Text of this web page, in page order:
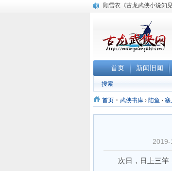
顾雪衣《古龙武侠小说知
《古龙小说原貌探究》修
首页 新闻旧闻
搜索
首页 > 武侠书库 › 陆鱼 › 塞
次日，日上三竿，